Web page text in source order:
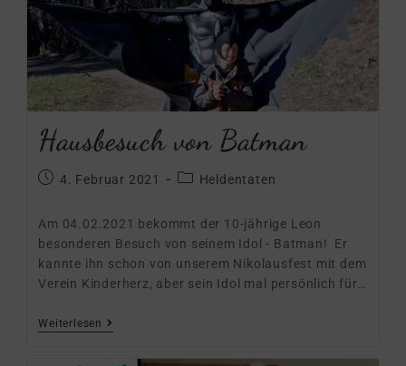
Hausbesuch von Batman
4. Februar 2021 Heldentaten
Am 04.02.2021 bekommt der 10-jährige Leon
besonderen Besuch von seinem Idol - Batman! Er
kannte ihn schon von unserem Nikolausfest mit dem
Verein Kinderherz, aber sein Idol mal persönlich für…
Weiterlesen